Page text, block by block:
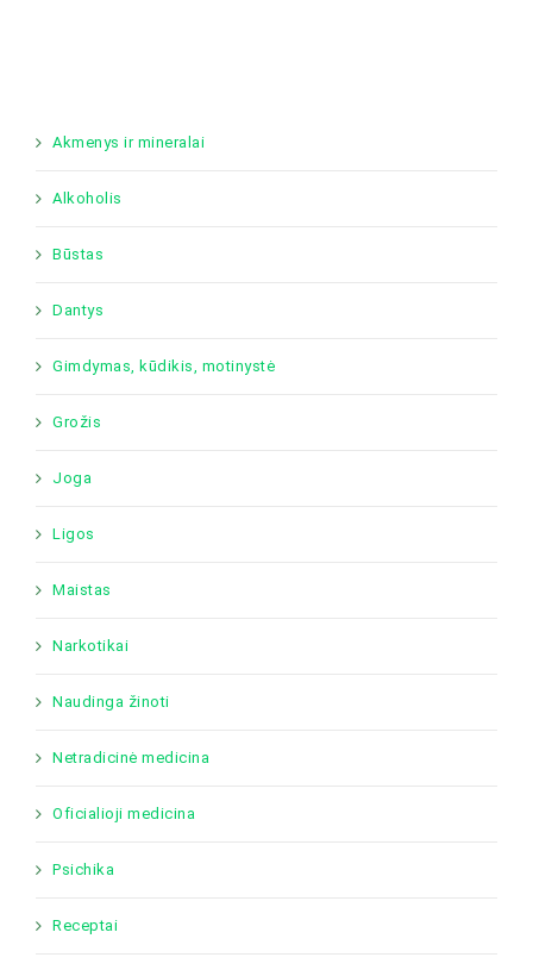
Akmenys ir mineralai
Alkoholis
Būstas
Dantys
Gimdymas, kūdikis, motinystė
Grožis
Joga
Ligos
Maistas
Narkotikai
Naudinga žinoti
Netradicinė medicina
Oficialioji medicina
Psichika
Receptai